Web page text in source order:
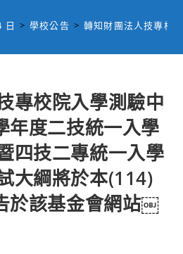
日 > 學校公告 > 轉知財團法人技專校
專校院入學測驗中
年度二技統一入學
四技二專統一入學
大綱將於本(114)
於該基金會網站￼